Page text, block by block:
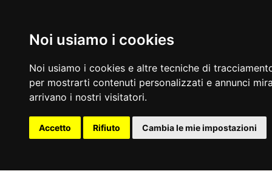
Noi usiamo i cookies
Noi usiamo i cookies e altre tecniche di
per mostrarti contenuti personalizzati e annunci
arrivano i nostri visitatori.
Accetto Rifiuto Cambia le mie impostazioni